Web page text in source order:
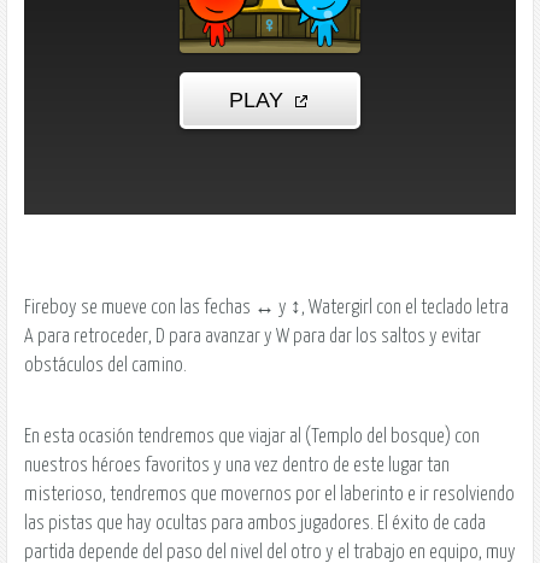
Fireboy se mueve con las fechas ↔ y ↕, Watergirl con el teclado letra
A para retroceder, D para avanzar y W para dar los saltos y evitar
obstáculos del camino.
En esta ocasión tendremos que viajar al (Templo del bosque) con
nuestros héroes favoritos y una vez dentro de este lugar tan
misterioso, tendremos que movernos por el laberinto e ir resolviendo
las pistas que hay ocultas para ambos jugadores. El éxito de cada
partida depende del paso del nivel del otro y el trabajo en equipo, muy